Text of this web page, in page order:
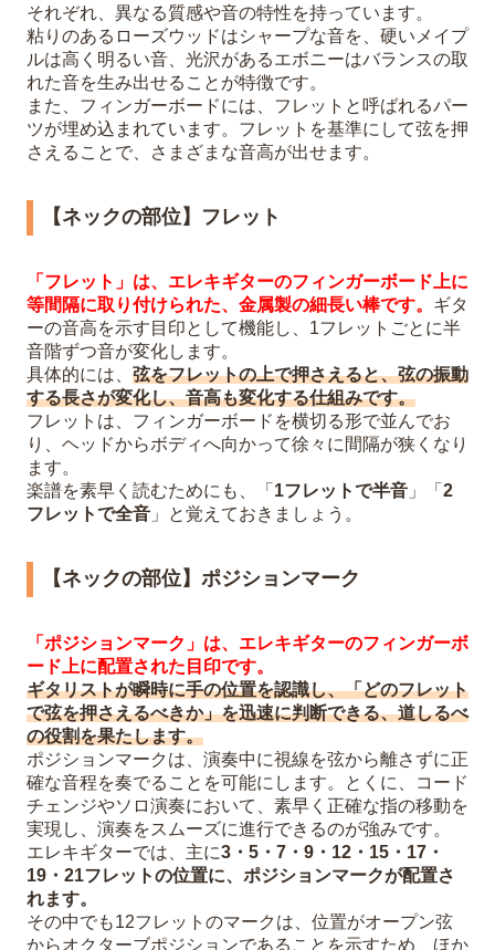
それぞれ、異なる質感や音の特性を持っています。
粘りのあるローズウッドはシャープな音を、硬いメイプ
ルは高く明るい音、光沢があるエボニーはバランスの取
れた音を生み出せることが特徴です。
また、フィンガーボードには、フレットと呼ばれるパー
ツが埋め込まれています。フレットを基準にして弦を押
さえることで、さまざまな音高が出せます。
【ネックの部位】フレット
「フレット」は、エレキギターのフィンガーボード上に
等間隔に取り付けられた、金属製の細長い棒です。 ギタ
ーの音高を示す目印として機能し、1フレットごとに半
音階ずつ音が変化します。
具体的には、 弦をフレットの上で押さえると、弦の振動
する長さが変化し、音高も変化する仕組みです。
フレットは、フィンガーボードを横切る形で並んでお
り、ヘッドからボディへ向かって徐々に間隔が狭くなり
ます。
楽譜を素早く読むためにも、「 1フレットで半音 」「 2
フレットで全音 」と覚えておきましょう。
【ネックの部位】ポジションマーク
「ポジションマーク」は、エレキギターのフィンガーボ
ード上に配置された目印です。
ギタリストが瞬時に手の位置を認識し、「どのフレット
で弦を押さえるべきか」を迅速に判断できる、道しるべ
の役割を果たします。
ポジションマークは、演奏中に視線を弦から離さずに正
確な音程を奏でることを可能にします。とくに、コード
チェンジやソロ演奏において、素早く正確な指の移動を
実現し、演奏をスムーズに進行できるのが強みです。
エレキギターでは、主に3・5・7・9・12・15・17・
19・21フレットの位置に、ポジションマークが配置さ
れます。
その中でも12フレットのマークは、位置がオープン弦
からオクターブポジションであることを示すため、ほか